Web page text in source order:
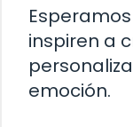
inspiren a
emoción.